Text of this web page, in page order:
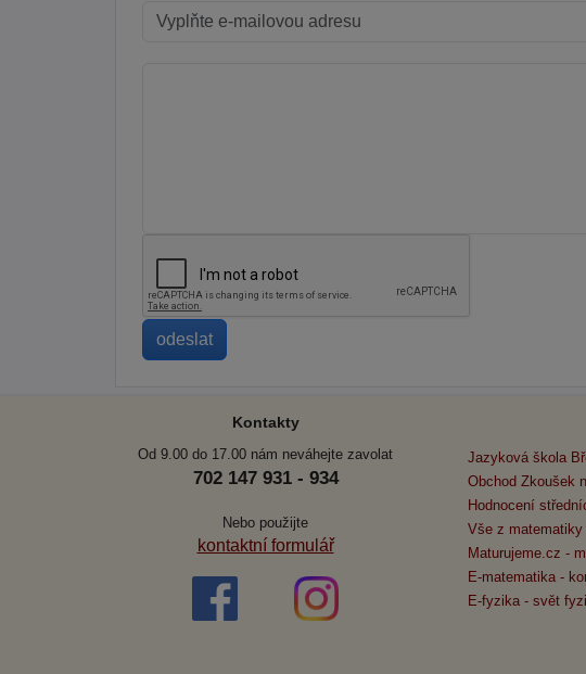
Kontakty
Od 9.00 do 17.00 nám neváhejte zavolat
702 147 931 - 934
Nebo použijte
kontaktní formulář
Jazyková škola
Obchod Zkoušek
Hodnocení
Vše z
Maturujeme.cz -
E-matematika -
E-fyzika - svět